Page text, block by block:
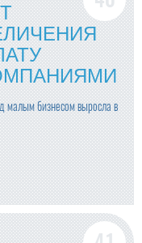
малым бизнесом выросла в